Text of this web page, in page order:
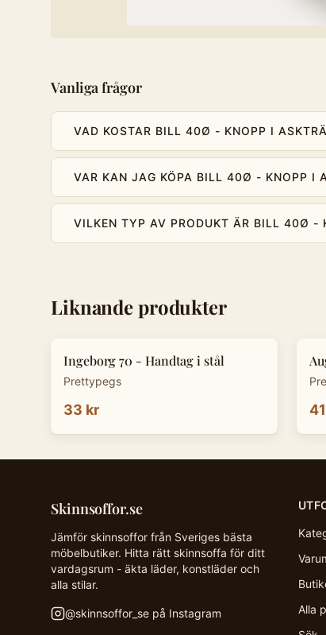
Vanliga frågor
VAD KOSTAR BILL 40Ø - KNOPP I
VAR KAN JAG KÖPA BILL 40Ø - KNOPP I
VILKEN TYP AV PRODUKT ÄR BILL 40Ø -
Liknande produkter
Ingeborg 70 - Handtag i stål
Prettypegs
33 kr
Skinnsoffor.se
Jämför skinnsoffor från Sveriges bästa
möbelbutiker. Hitta rätt skinnsoffa för ditt
vardagsrum - äkta läder, konstläder och
alla stilar.
@skinnsoffor_se på Instagram
Alla